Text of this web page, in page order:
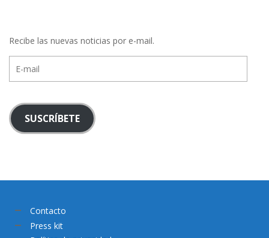
Recibe las nuevas noticias por e-mail.
mail
SUSCRÍBETE
Contacto
Press kit